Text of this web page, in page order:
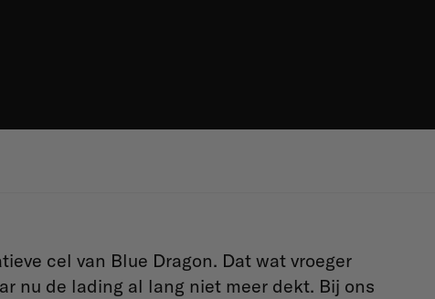
cel van Blue Dragon. Dat wat vroeger
nu de lading al lang niet meer dekt. Bij ons